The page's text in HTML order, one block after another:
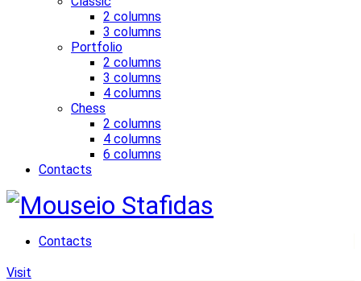
2 columns
3 columns
Portfolio
2 columns
3 columns
4 columns
Chess
2 columns
4 columns
6 columns
Contacts
Contacts
Visit